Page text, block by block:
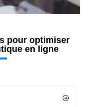
pour optimiser
en ligne